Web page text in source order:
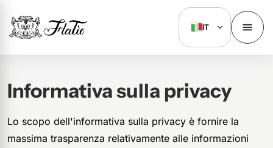
IT
Informativa sulla privacy
Lo scopo dell'informativa sulla privacy è fornire la
massima trasparenza relativamente alle informazioni